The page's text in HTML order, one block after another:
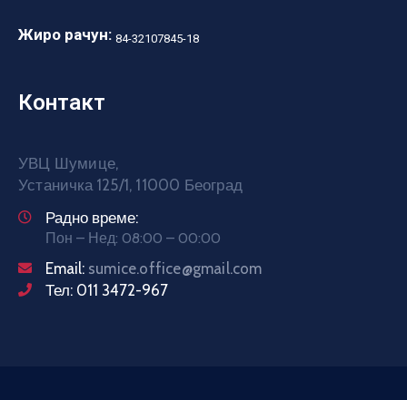
Жиро рачун: 84-32107845-18
Контакт
УВЦ Шумице,
Устаничка 125/1, 11000 Београд
Радно време:
Пон – Нед: 08:00 – 00:00
Email: sumice.office@gmail.com
Тел: 011 3472-967